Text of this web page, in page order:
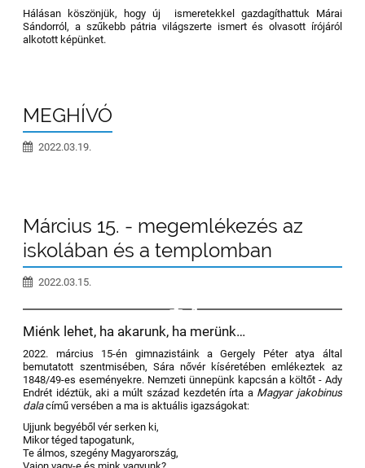
Hálásan köszönjük, hogy új ismeretekkel gazdagíthattuk Márai
Sándorról, a szűkebb pátria világszerte ismert és olvasott írójáról
alkotott képünket.
MEGHÍVÓ
2022.03.19.
Március 15. - megemlékezés az
iskolában és a templomban
2022.03.15.
1
Miénk lehet, ha akarunk, ha merünk…
2022. március 15-én gimnazistáink a Gergely Péter atya által
bemutatott szentmisében, Sára nővér kíséretében emlékeztek az
1848/49-es eseményekre. Nemzeti ünnepünk kapcsán a költőt - Ady
Endrét idéztük, aki a múlt század kezdetén írta a Magyar jakobinus
dalacímű versében a ma is aktuális igazságokat:
Ujjunk begyéből vér serken ki,
Mikor téged tapogatunk,
Te álmos, szegény Magyarország,